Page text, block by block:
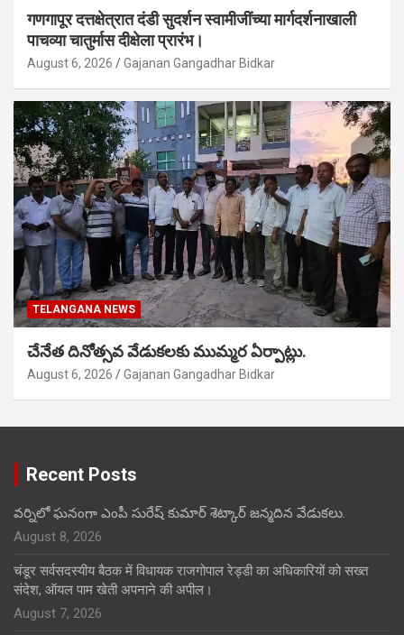
गणगापूर दत्तक्षेत्रात दंडी सुदर्शन स्वामीजींच्या मार्गदर्शनाखाली
पाचव्या चातुर्मास दीक्षेला प्रारंभ।
August 6, 2026 Gajanan Gangadhar Bidkar
TELANGANA NEWS
చేనేత దినోత్సవ వేడుకలకు ముమ్మర ఏర్పాట్లు.
August 6, 2026 Gajanan Gangadhar Bidkar
Recent Posts
వర్నిలో ఘనంగా ఎంపీ సురేష్ కుమార్ శెట్కార్ జన్మదిన వేడుకలు.
August 8, 2026
चंडूर सर्वसदस्यीय बैठक में विधायक राजगोपाल रेड्डी का अधिकारियों को सख्त
संदेश, ऑयल पाम खेती अपनाने की अपील।
August 7, 2026